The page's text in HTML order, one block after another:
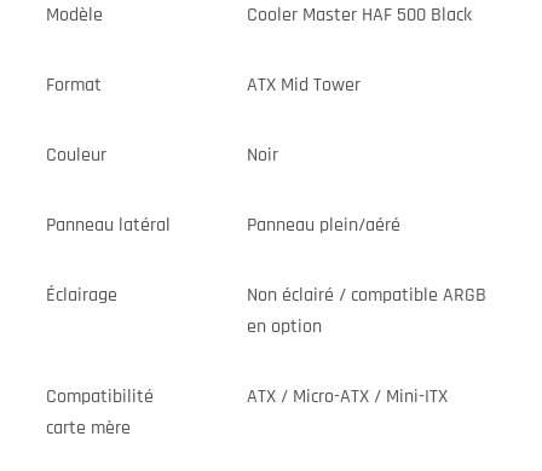
Modèle Cooler Master HAF 500 Black
Format ATX Mid Tower
Couleur Noir
Panneau latéral Panneau plein/aéré
Éclairage
Non éclairé / compatible ARGB
en option
Compatibilité
carte mère
ATX / Micro-ATX / Mini-ITX